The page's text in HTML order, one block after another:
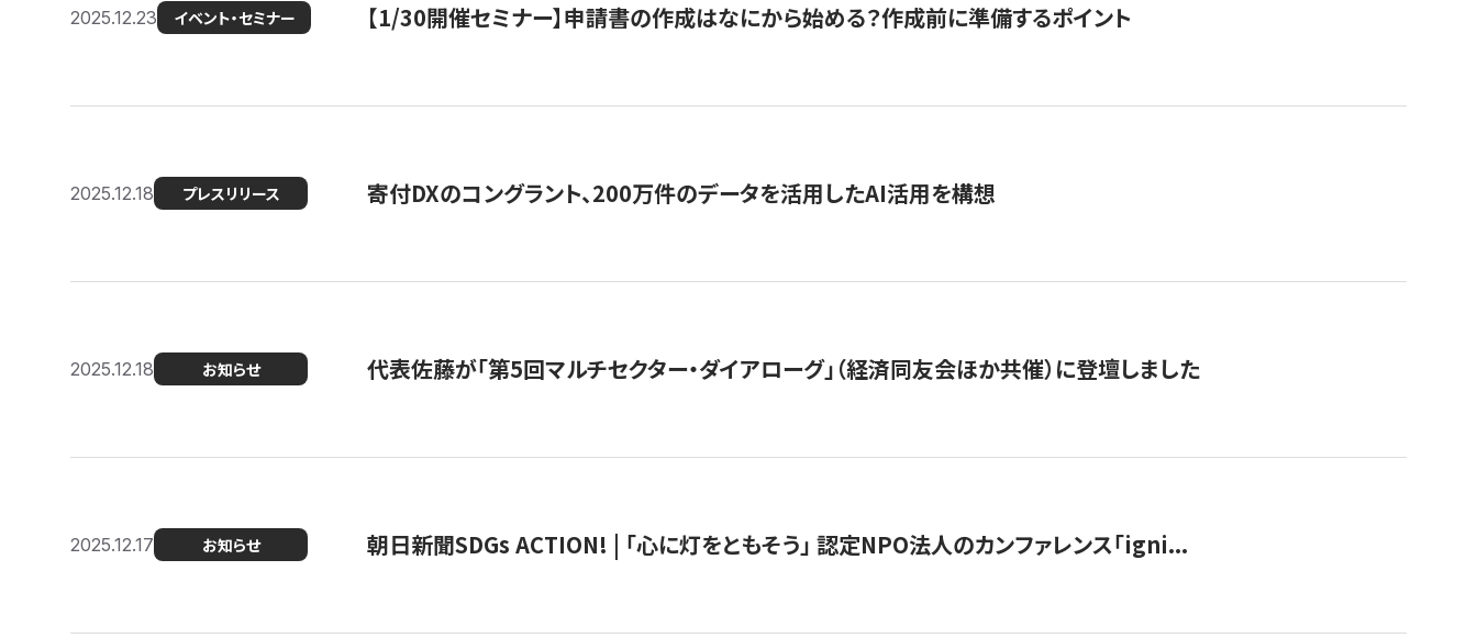
2025.12.23 イベント・セミナー 【1/30開催セミナー】申請書の作成はなにから始める？作成前に準備するポイント
2025.12.18 プレスリリース 寄付DXのコングラント、200万件のデータを活用したAI活用を構想
2025.12.18 お知らせ 代表佐藤が「第5回マルチセクター・ダイアローグ」（経済同友会ほか共催）に登壇しました
2025.12.17 お知らせ 朝日新聞SDGs ACTION! | 「心に灯をともそう」 認定NPO法人のカンファレンス「igni...